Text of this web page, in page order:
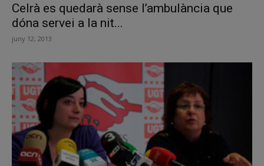
Celrà es quedarà sense l’ambulància que
dóna servei a la nit...
juny 12, 2013